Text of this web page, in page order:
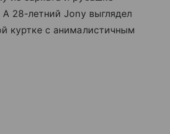
28-летний Jony выглядел
куртке с анималистичным